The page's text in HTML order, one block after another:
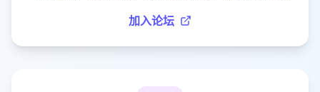
加入论坛